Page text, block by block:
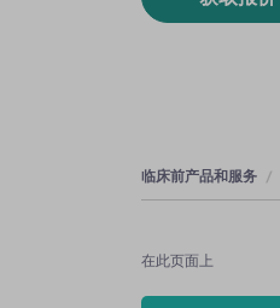
临床前产品和服务
在此页面上